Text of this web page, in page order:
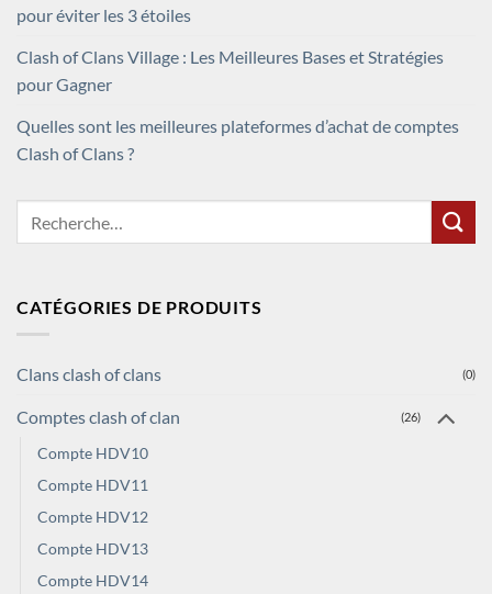
pour éviter les 3 étoiles
Clash of Clans Village : Les Meilleures Bases et Stratégies
pour Gagner
Quelles sont les meilleures plateformes d’achat de comptes
Clash of Clans ?
CATÉGORIES DE PRODUITS
Clans clash of clans (0)
Comptes clash of clan (26)
Compte HDV10
Compte HDV11
Compte HDV12
Compte HDV13
Compte HDV14